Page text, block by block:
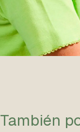
También